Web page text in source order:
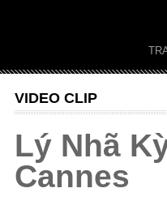
VIDEO CLIP
Lý Nhã
Cannes